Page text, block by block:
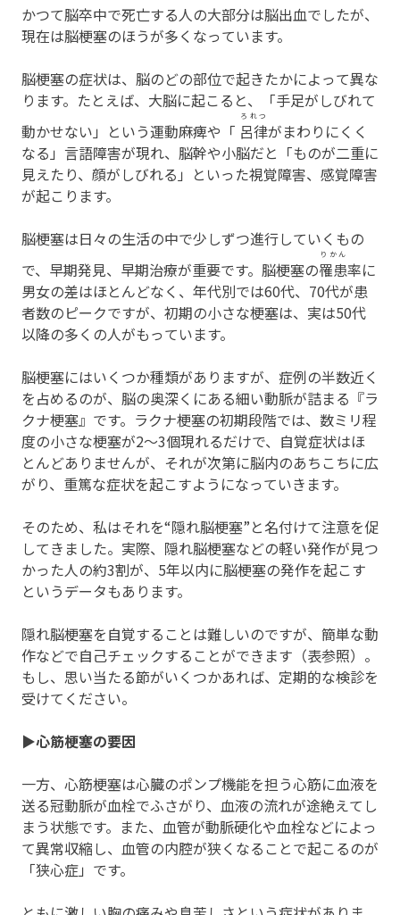
かつて脳卒中で死亡する人の大部分は脳出血でしたが、
現在は脳梗塞のほうが多くなっています。
脳梗塞の症状は、脳のどの部位で起きたかによって異な
ります。たとえば、大脳に起こると、「手足がしびれて
動かせない」という運動麻痺や「 呂律
ろれつ
がまわりにくく
なる」言語障害が現れ、脳幹や小脳だと「ものが二重に
見えたり、顔がしびれる」といった視覚障害、感覚障害
が起こります。
脳梗塞は日々の生活の中で少しずつ進行していくもの
で、早期発見、早期治療が重要です。脳梗塞の罹患
りかん
率に
男女の差はほとんどなく、年代別では60代、70代が患
者数のピークですが、初期の小さな梗塞は、実は50代
以降の多くの人がもっています。
脳梗塞にはいくつか種類がありますが、症例の半数近く
を占めるのが、脳の奥深くにある細い動脈が詰まる『ラ
クナ梗塞』です。ラクナ梗塞の初期段階では、数ミリ程
度の小さな梗塞が2～3個現れるだけで、自覚症状はほ
とんどありませんが、それが次第に脳内のあちこちに広
がり、重篤な症状を起こすようになっていきます。
そのため、私はそれを“隠れ脳梗塞”と名付けて注意を促
してきました。実際、隠れ脳梗塞などの軽い発作が見つ
かった人の約3割が、5年以内に脳梗塞の発作を起こす
というデータもあります。
隠れ脳梗塞を自覚することは難しいのですが、簡単な動
作などで自己チェックすることができます（表参照）。
もし、思い当たる節がいくつかあれば、定期的な検診を
受けてください。
▶心筋梗塞の要因
一方、心筋梗塞は心臓のポンプ機能を担う心筋に血液を
送る冠動脈が血栓でふさがり、血液の流れが途絶えてし
まう状態です。また、血管が動脈硬化や血栓などによっ
て異常収縮し、血管の内腔が狭くなることで起こるのが
「狭心症」です。